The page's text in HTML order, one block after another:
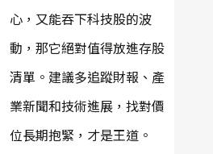
心，又能吞下科技股的波
動，那它絕對值得放進存股
清單。建議多追蹤財報、產
業新聞和技術進展，找對價
位長期抱緊，才是王道。